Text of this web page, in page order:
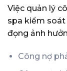
Việc quản lý
spa kiểm
đọng ảnh
Công nợ